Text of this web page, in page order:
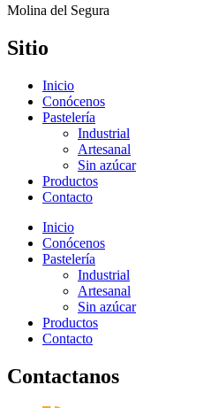
Molina del Segura
Sitio
Inicio
Conócenos
Pastelería
Industrial
Artesanal
Sin azúcar
Productos
Contacto
Inicio
Conócenos
Pastelería
Industrial
Artesanal
Sin azúcar
Productos
Contacto
Contactanos